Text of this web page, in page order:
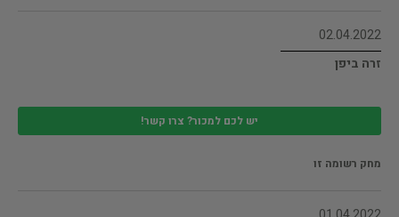
02.04.2022
זרה ביפן
יש לכם למכור? צרו קשר!
מחק רשומה זו